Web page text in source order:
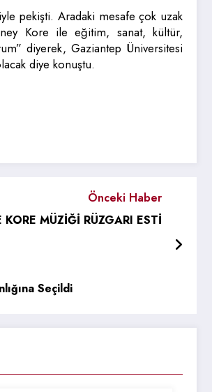
pekişti. Aradaki mesafe çok uzak
Kore ile eğitim, sanat, kültür,
diyerek, Gaziantep Üniversitesi
diye konuştu.
Önceki Haber
KORE MÜZİĞİ RÜZGARI ESTİ
Seçildi